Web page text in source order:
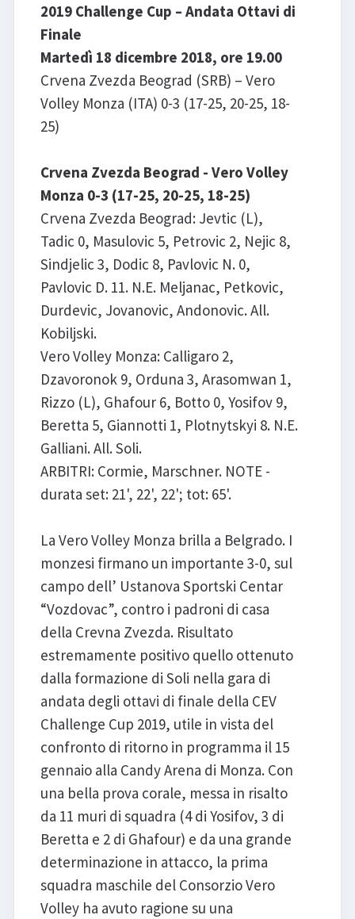
2019 Challenge Cup – Andata Ottavi di
Finale
Martedì 18 dicembre 2018, ore 19.00
Crvena Zvezda Beograd (SRB) – Vero
Volley Monza (ITA) 0-3 (17-25, 20-25, 18-
25)
Crvena Zvezda Beograd - Vero Volley
Monza 0-3 (17-25, 20-25, 18-25)
Crvena Zvezda Beograd: Jevtic (L),
Tadic 0, Masulovic 5, Petrovic 2, Nejic 8,
Sindjelic 3, Dodic 8, Pavlovic N. 0,
Pavlovic D. 11. N.E. Meljanac, Petkovic,
Durdevic, Jovanovic, Andonovic. All.
Kobiljski.
Vero Volley Monza: Calligaro 2,
Dzavoronok 9, Orduna 3, Arasomwan 1,
Rizzo (L), Ghafour 6, Botto 0, Yosifov 9,
Beretta 5, Giannotti 1, Plotnytskyi 8. N.E.
Galliani. All. Soli.
ARBITRI: Cormie, Marschner. NOTE -
durata set: 21', 22', 22'; tot: 65'.
La Vero Volley Monza brilla a Belgrado. I
monzesi firmano un importante 3-0, sul
campo dell’ Ustanova Sportski Centar
“Vozdovac”, contro i padroni di casa
della Crevna Zvezda. Risultato
estremamente positivo quello ottenuto
dalla formazione di Soli nella gara di
andata degli ottavi di finale della CEV
Challenge Cup 2019, utile in vista del
confronto di ritorno in programma il 15
gennaio alla Candy Arena di Monza. Con
una bella prova corale, messa in risalto
da 11 muri di squadra (4 di Yosifov, 3 di
Beretta e 2 di Ghafour) e da una grande
determinazione in attacco, la prima
squadra maschile del Consorzio Vero
Volley ha avuto ragione su una